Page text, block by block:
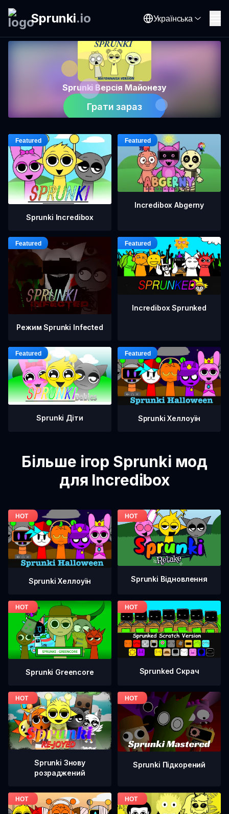
Sprunki.io Українська
Sprunki Версія Майонезу
Грати зараз
Sprunki Incredibox
Incredibox Abgerny
Режим Sprunki Infected
Incredibox Sprunked
Sprunki Діти Sprunki Хеллоуїн
Більше ігор Sprunki мод
для Incredibox
Sprunki Хеллоуїн Sprunki Відновлення
Sprunki Greencore Sprunked Скрач
Sprunki Знову
розраджений
Sprunki Підкорений